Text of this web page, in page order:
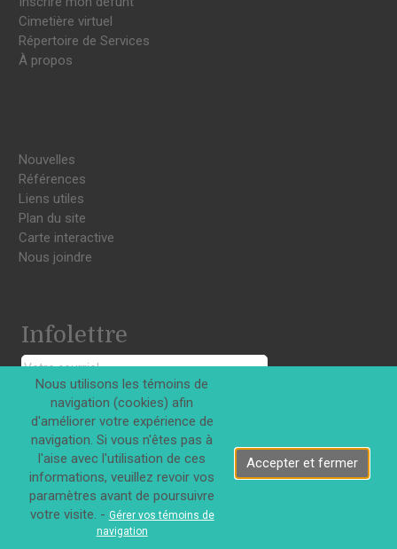
Cimetière virtuel
Répertoire de Services
À propos
Nouvelles
Références
Liens utiles
Plan du site
Carte interactive
Nous joindre
Infolettre
S'INSCRIRE
Tous droits réservés © Innovations DJD Inc. 2026
Nous utilisons les témoins de
navigation (cookies) afin
d'améliorer votre expérience de
navigation. Si vous n'êtes pas à
l'aise avec l'utilisation de ces
informations, veuillez revoir vos
paramètres avant de poursuivre
votre visite. - Gérer vos témoins de
navigation
Accepter et fermer